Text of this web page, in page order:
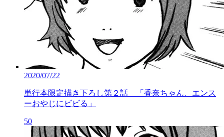
2020/07/22
単行本限定描き下ろし第２話 「香奈ちゃん、エンス
ーおやじにビビる」
50